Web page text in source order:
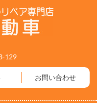
129
お問い合わせ